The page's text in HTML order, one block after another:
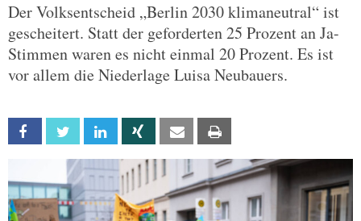
Der Volksentscheid „Berlin 2030 klimaneutral“ ist
gescheitert. Statt der geforderten 25 Prozent an Ja-
Stimmen waren es nicht einmal 20 Prozent. Es ist
vor allem die Niederlage Luisa Neubauers.
Facebook Twitter Linkedin Xing Email